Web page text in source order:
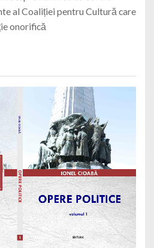
al Coaliției pentru Cultură care
onorifică